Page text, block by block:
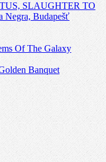
SLAUGHTER TO
Negra, Budapešť
Of The Galaxy
Banquet